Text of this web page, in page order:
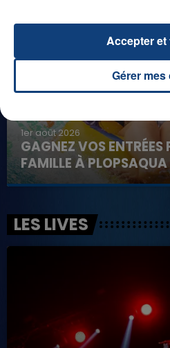
1er août 2026
GAGNEZ VOS ENTRÉES
FAMILLE À
LES LIVES
Gérer
Accepter et